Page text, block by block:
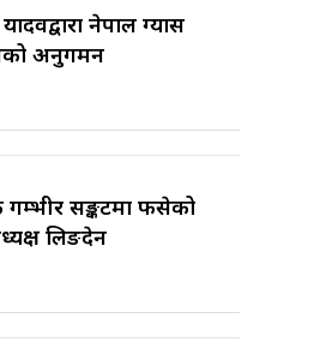
यादवद्वारा नेपाल ग्यास
अनुगमन
सङ्कटमा फसेको
लिङदेन